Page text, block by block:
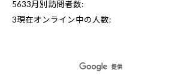
5633月別訪問者数:
3現在オンライン中の人数: